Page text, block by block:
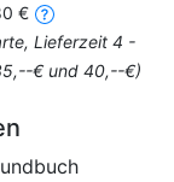
€
Lieferzeit 4 -
€ und 40,--€)